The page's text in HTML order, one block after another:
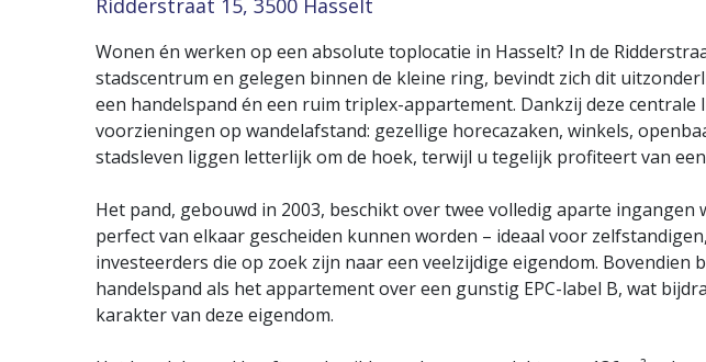
Wonen én werken op een absolute toplocatie in Hasselt? In de
stadscentrum en gelegen binnen de kleine ring, bevindt zich dit
een handelspand én een ruim triplex-appartement. Dankzij deze centrale
voorzieningen op wandelafstand: gezellige horecazaken, winkels,
stadsleven liggen letterlijk om de hoek, terwijl u tegelijk profiteert van
Het pand, gebouwd in 2003, beschikt over twee volledig aparte ingangen
perfect van elkaar gescheiden kunnen worden – ideaal voor
investeerders die op zoek zijn naar een veelzijdige eigendom. Bovendien
handelspand als het appartement over een gunstig EPC-label B, wat
karakter van deze eigendom.